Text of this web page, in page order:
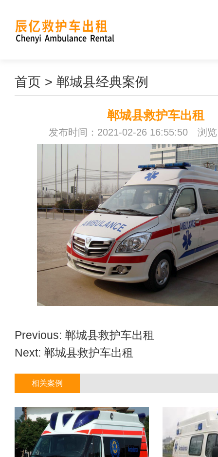
首页 > 郸城县经典案例
郸城县救护车出租
发布时间：2021-02-26 16:55:50 浏览
Previous: 郸城县救护车出租
Next: 郸城县救护车出租
相关案例